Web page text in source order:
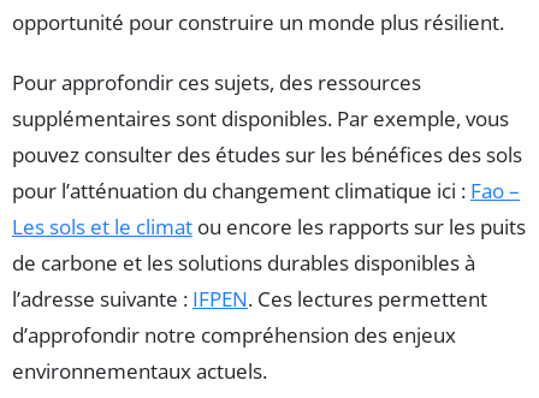
opportunité pour construire un monde plus résilient.
Pour approfondir ces sujets, des ressources
supplémentaires sont disponibles. Par exemple, vous
pouvez consulter des études sur les bénéfices des sols
pour l’atténuation du changement climatique ici : Fao –
Les sols et le climat ou encore les rapports sur les puits
de carbone et les solutions durables disponibles à
l’adresse suivante : IFPEN. Ces lectures permettent
d’approfondir notre compréhension des enjeux
environnementaux actuels.